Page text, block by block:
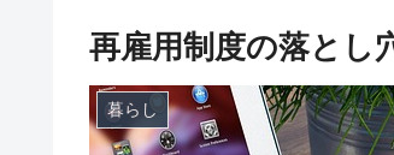
再雇用制度の落とし
暮らし